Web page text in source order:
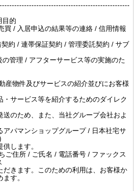
目的
/ 入居申込の結果等の連絡 / 信用情報
約 / 連帯保証契約 / 管理委託契約 / サブ
管理 / アフターサービス等の実施のた
産物件及びサービスの紹介並びにお客様
・サービス等を紹介するためのダイレク
のため、また、当社グループ会社およ
アパマンショップグループ / 日本社宅サ
します。
ご住所 / ご氏名 / 電話番号 / ファックス
だきます。このための利用は、お客様か
す。